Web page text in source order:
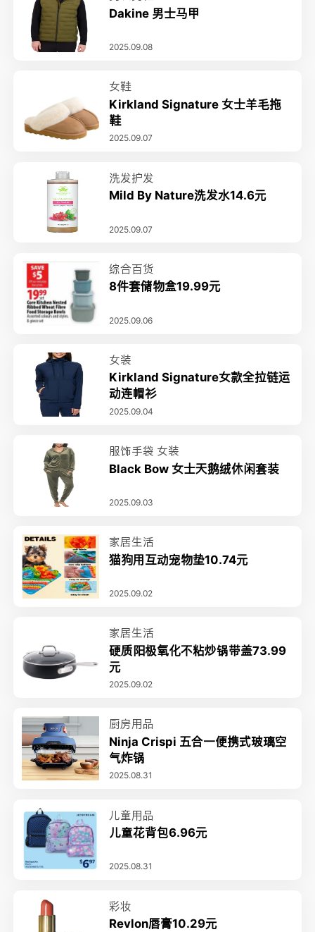
Dakine 男士马甲
2025.09.08
女鞋
Kirkland Signature 女士羊毛拖
鞋
2025.09.07
洗发护发
Mild By Nature洗发水14.6元
2025.09.07
综合百货
8件套储物盒19.99元
2025.09.06
女装
Kirkland Signature女款全拉链运
动连帽衫
2025.09.04
服饰手袋 女装
Black Bow 女士天鹅绒休闲套装
2025.09.03
家居生活
猫狗用互动宠物垫10.74元
2025.09.02
家居生活
硬质阳极氧化不粘炒锅带盖73.99
元
2025.09.02
厨房用品
Ninja Crispi 五合一便携式玻璃空
气炸锅
2025.08.31
儿童用品
儿童花背包6.96元
2025.08.31
彩妆
Revlon唇膏10.29元